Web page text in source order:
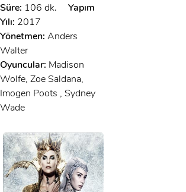
Süre: 106 dk.
Yapım
Yılı: 2017
Yönetmen: Anders
Walter
Oyuncular: Madison
Wolfe, Zoe Saldana,
Imogen Poots , Sydney
Wade